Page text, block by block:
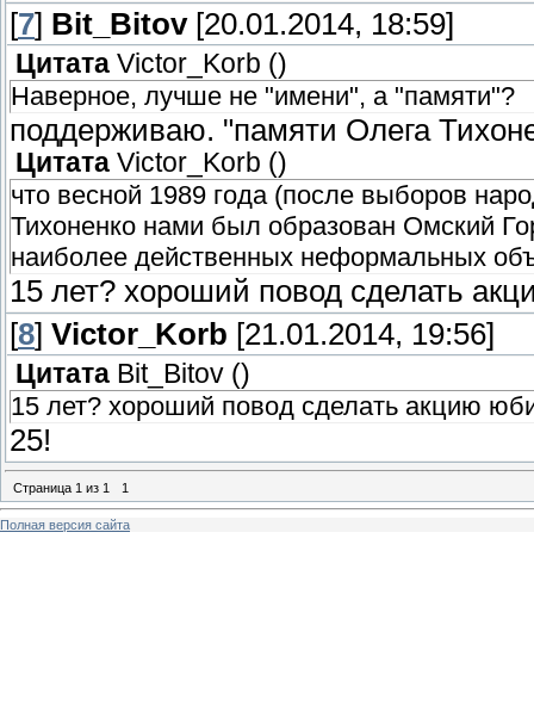
[7] Bit_Bitov[20.01.2014, 18:59]
Цитата Victor_Korb ()
Наверное, лучше не "имени", а "памяти"?
поддерживаю. "памяти Олега
Цитата Victor_Korb ()
что весной 1989 года (после выборов
Тихоненко нами был образован Омский
наиболее действенных неформальных
15 лет? хороший повод сделать
[8] Victor_Korb [21.01.2014, 19:56]
Цитата Bit_Bitov ()
15 лет? хороший повод сделать акцию
25!
Страница 1 из 1 1
Полная версия сайта